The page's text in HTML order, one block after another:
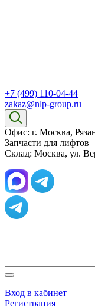
+7 (499) 110-04-44
zakaz@nlp-group.ru
Офис: г. Москва,
Запчасти для лифтов
Склад: Москва, ул.
Вход в кабинет
Регистрация